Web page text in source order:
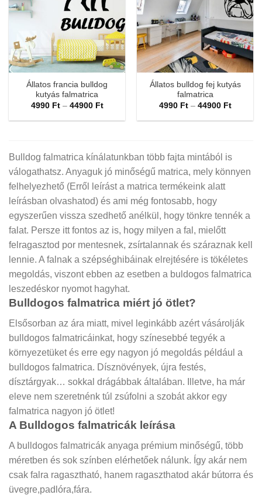
Állatos francia bulldog
kutyás falmatrica
4990 Ft – 44900 FtÁrtartomány:
-
Állatos bulldog fej kutyás
falmatrica
4990 Ft – 44900 Ft
-
Bulldog falmatrica kínálatunkban több fajta mintából is
válogathatsz. Anyaguk jó minőségű matrica, mely könnyen
felhelyezhető (Erről leírást a matrica termékeink alatt
leírásban olvashatod) és ami még fontosabb, hogy
egyszerűen vissza szedhető anélkül, hogy tönkre tennék a
falat. Persze itt fontos az is, hogy milyen a fal, mielőtt
felragasztod por mentesnek, zsírtalannak és száraznak kell
lennie. A falnak a szépséghibáinak elrejtésére is tökéletes
megoldás, viszont ebben az esetben a buldogos falmatrica
leszedéskor nyomot hagyhat.
Bulldogos falmatrica miért jó ötlet?
Elsősorban az ára miatt, mivel leginkább azért vásárolják
bulldogos falmatricáinkat, hogy színesebbé tegyék a
környezetüket és erre egy nagyon jó megoldás például a
bulldogos falmatrica. Dísznövények, újra festés,
dísztárgyak… sokkal drágábbak általában. Illetve, ha már
eleve nem szeretnénk túl zsúfolni a szobát akkor egy
falmatrica nagyon jó ötlet!
A Bulldogos falmatricák leírása
A bulldogos falmatricák anyaga prémium minőségű, több
méretben és sok színben elérhetőek nálunk. Így akár nem
csak falra ragasztható, hanem ragaszthatod akár bútorra és
üvegre,padlóra,fára.